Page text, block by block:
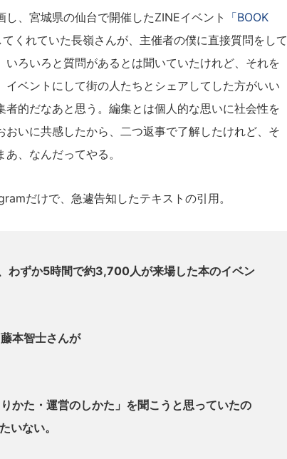
、宮城県の仙台で開催したZINEイベント
「BOOK
くれていた長嶺さんが、主催者の僕に直接質問をして
ろいろと質問があるとは聞いていたけれど、それを
ベントにして街の人たちとシェアしてした方がいい
的だなあと思う。編集とは個人的な思いに社会性を
いに共感したから、二つ返事で了解したけれど、そ
、なんだってやる。
だけで、急遽告知したテキストの引用。
ずか5時間で約3,700人が来場した本のイベン
本智士さんが
かた・運営のしかた」を聞こうと思っていたの
いない。